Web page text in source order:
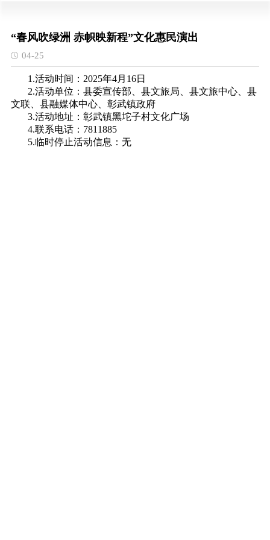
“春风吹绿洲 赤帜映新程”文化惠民演出
04-25
1.活动时间：2025年4月16日
2.活动单位：县委宣传部、县文旅局、县文旅中心、县
文联、县融媒体中心、彰武镇政府
3.活动地址：彰武镇黑坨子村文化广场
4.联系电话：7811885
5.临时停止活动信息：无